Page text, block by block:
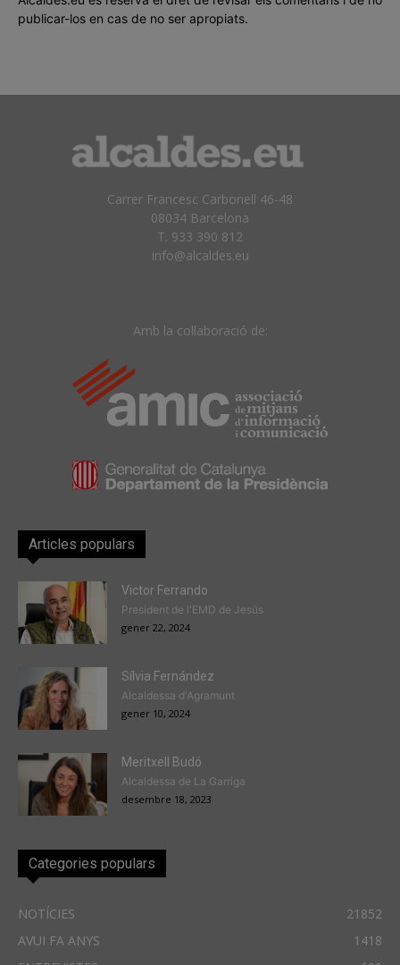
publicar-los en cas de no ser apropiats.
Carrer Francesc Carbonell 46-48
08034 Barcelona
T. 933 390 812
info@alcaldes.eu
Amb la col·laboració de:
Articles populars
Victor Ferrando
President de l'EMD de Jesús
gener 22, 2024
Sílvia Fernández
Alcaldessa d'Agramunt
gener 10, 2024
Meritxell Budó
Alcaldessa de La Garriga
desembre 18, 2023
Categories populars
NOTÍCIES
21852
AVUI FA ANYS
1418